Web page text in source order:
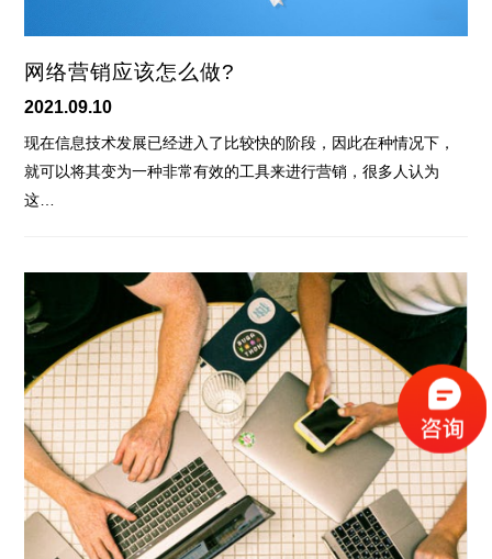
网络营销应该怎么做?
2021.09.10
现在信息技术发展已经进入了比较快的阶段，因此在种情况下，
就可以将其变为一种非常有效的工具来进行营销，很多人认为
这…